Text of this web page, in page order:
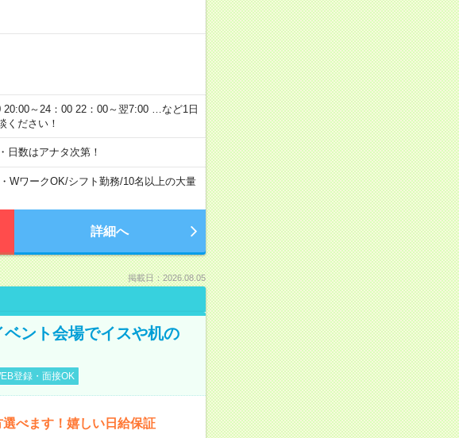
～24：00 22：00～翌7:00 …など1日
ください！
数はアナタ次第！
WワークOK/シフト勤務/10名以上の大量
詳細へ
掲載日：2026.08.05
ント会場でイスや机の
登録・面接OK
べます！嬉しい日給保証